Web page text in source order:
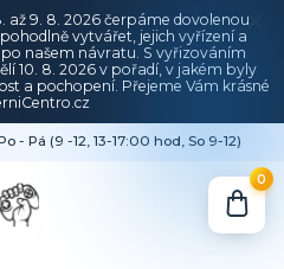
až 9. 8. 2026 čerpáme dovolenou.
vytvářet, jejich vyřízení a
našem návratu. S vyřizováním
10. 8. 2026 v pořadí, v jakém byly
a pochopení. Přejeme Vám krásné
- Pá (9 -12, 13-17:00 hod, So 9-12)
0